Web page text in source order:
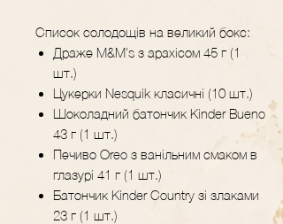
Список солодощів на великий бокс:
Драже M&M's з арахісом 45 г (1
шт.)
Цукерки Nesquik класичні (10 шт.)
Шоколадний батончик Kinder Bueno
43 г (1 шт.)
Печиво Oreo з ванільним смаком в
глазурі 41 г (1 шт.)
Батончик Kinder Country зі злаками
23 г (1 шт.)